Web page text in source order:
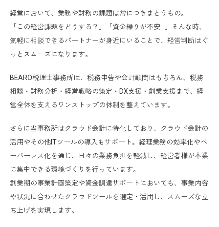
経営において、業務や財務の課題は常につきまとうもの。
「この経営課題をどうする？」「資金繰りが不安…」
そんな時、
気軽に相談できるパートナーが身近にいることで、経営判断はぐ
っとスムーズになります。
BEARO税理士事務所は、税務申告や会計顧問はもちろん、 税務
相談・財務分析・経営戦略の策定・DX支援・創業支援まで、経
営全体を支えるワンストップの体制を整えています。
さらに当事務所はクラウド会計に特化しており、クラウド会計の
活用やその他ITツールの導入もサポート。経理業務の効率化やペ
ーパーレス化を通じ、日々の業務負担を軽減し、経営者様が本業
に集中できる環境づくりを行っています。
創業期の事業計画策定や資金調達サポートにおいても、事業内容
や状況に合わせたクラウドツールを選定・活用し、スムーズな立
ち上げを実現します。